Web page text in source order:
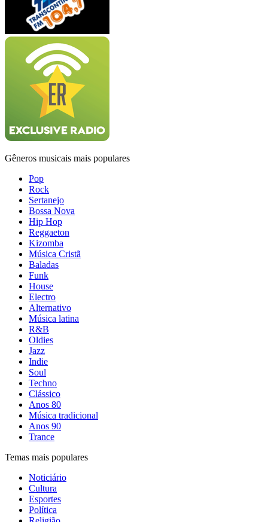
Gêneros musicais mais populares
Pop
Rock
Sertanejo
Bossa Nova
Hip Hop
Reggaeton
Kizomba
Música Cristã
Baladas
Funk
House
Electro
Alternativo
Música latina
R&B
Oldies
Jazz
Indie
Soul
Techno
Clássico
Anos 80
Música tradicional
Anos 90
Trance
Temas mais populares
Noticiário
Cultura
Esportes
Política